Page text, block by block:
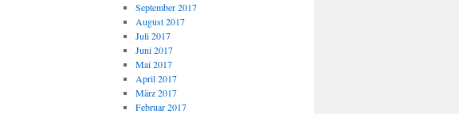
September 2017
August 2017
Juli 2017
Juni 2017
Mai 2017
April 2017
März 2017
Februar 2017